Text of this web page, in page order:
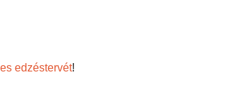
edzéstervét!